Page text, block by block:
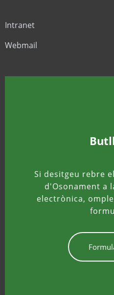
Intranet
Webmail
Si desitgeu rebre
d'Osonament a
electrònica,